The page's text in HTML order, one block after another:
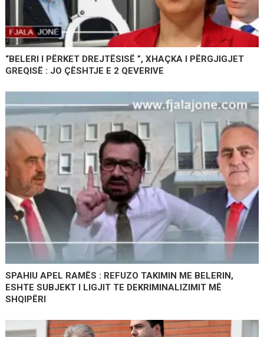
“BELERI I PËRKET DREJTËSISË ”, XHAÇKA I PËRGJIGJET
GREQISË : JO ÇËSHTJE E 2 QEVERIVE
SPAHIU APEL RAMËS : REFUZO TAKIMIN ME BELERIN,
ESHTE SUBJEKT I LIGJIT TE DEKRIMINALIZIMIT MË
SHQIPËRI